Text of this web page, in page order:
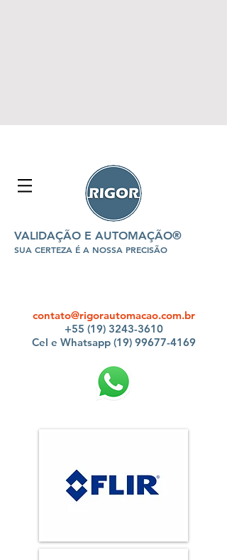
VALIDAÇÃO E AUTOMAÇÃO®
SUA CERTEZA É A NOSSA PRECISÃO
contato@rigorautomacao.com.br
+55 (19) 3243-3610
Cel e Whatsapp (19) 99677-4169